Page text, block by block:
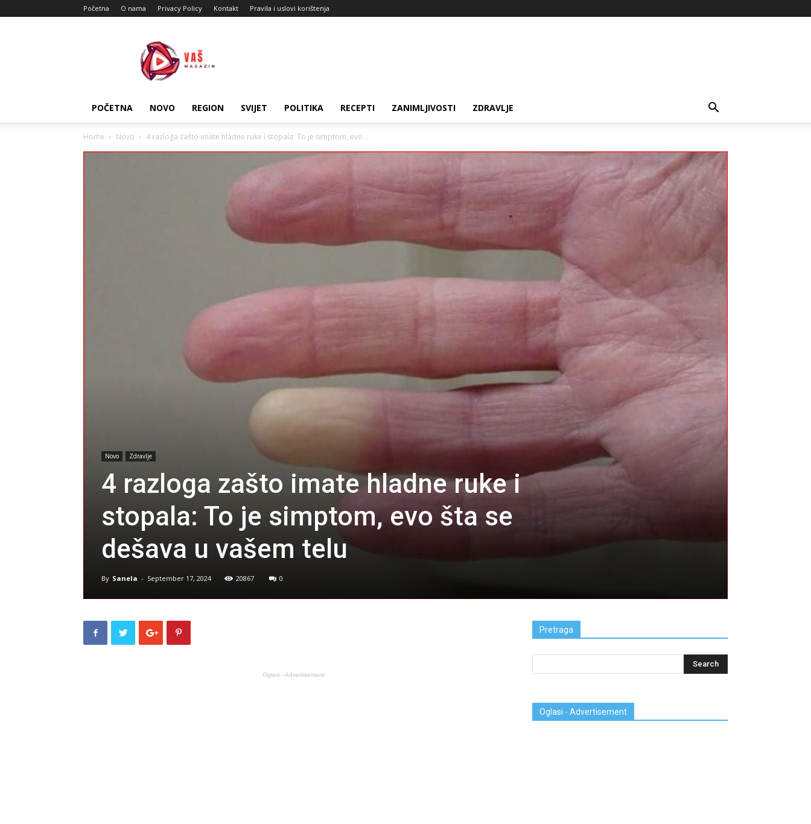
Početna O nama Privacy Policy Kontakt Pravila i uslovi korištenja
Magazin
POČETNA NOVO REGION SVIJET POLITIKA RECEPTI ZANIMLJIVOSTI ZDRAVLJE
Home Novo 4 razloga zašto imate hladne ruke i stopala: To je simptom, evo...
Novo Zdravlje
4 razloga zašto imate hladne ruke i
stopala: To je simptom, evo šta se
dešava u vašem telu
By Sanela - September 17, 2024 20867 0
Oglasi - Advertisement
Pretraga
Oglasi - Advertisement